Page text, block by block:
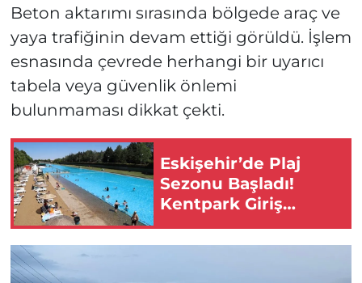
Beton aktarımı sırasında bölgede araç ve
yaya trafiğinin devam ettiği görüldü. İşlem
esnasında çevrede herhangi bir uyarıcı
tabela veya güvenlik önlemi
bulunmaması dikkat çekti.
Eskişehir’de Plaj
Sezonu Başladı!
Kentpark Giriş
Ücretleri Belli Oldu!